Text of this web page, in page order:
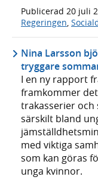
Publicerad 20 juli
Regeringen
Nina Larsson
tryggare
I en ny rapport
framkommer
trakasserier och
särskilt bland
med viktiga
som kan göras
unga kvinnor.